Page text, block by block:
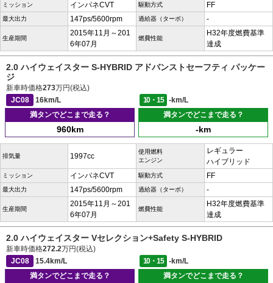
ミッション インパネCVT 駆動方式 FF
最大出力 147ps/5600rpm 過給器（ターボ） -
生産期間
2015年11月～201
6年07月
燃費性能
H32年度燃費基準
達成
2.0 ハイウェイスター S-HYBRID アドバンストセーフティ パッケー
ジ
新車時価格273万円(税込)
JC08
16km/L 10・15
-km/L
満タンでどこまで走る？
960km
満タンでどこまで走る？
-km
排気量 1997cc
使用燃料
エンジン
レギュラー
ハイブリッド
ミッション インパネCVT 駆動方式 FF
最大出力 147ps/5600rpm 過給器（ターボ） -
生産期間
2015年11月～201
6年07月
燃費性能
H32年度燃費基準
達成
2.0 ハイウェイスター Vセレクション+Safety S-HYBRID
新車時価格272.2万円(税込)
JC08
15.4km/L 10・15
-km/L
満タンでどこまで走る？
満タンでどこまで走る？